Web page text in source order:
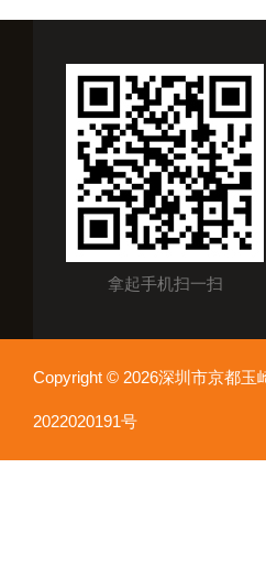
拿起手机扫一扫
Copyright © 2026深圳市京都
2022020191号